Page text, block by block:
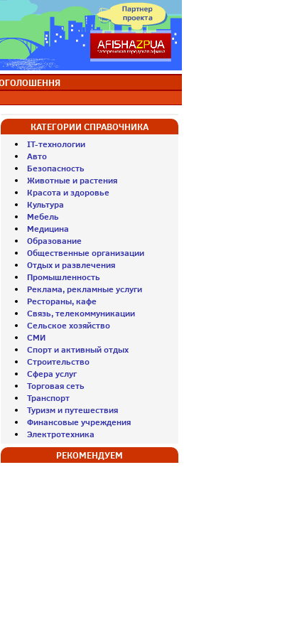
КАТЕГОРИИ СПРАВОЧНИКА
IT-технологии
Авто
Безопасность
Животные и растения
Красота и здоровье
Культура
Мебель
Медицина
Образование
Общественные организации
Отдых и развлечения
Промышленность
Реклама, рекламные услуги
Рестораны, кафе
Связь, телекоммуникации
Сельское хозяйство
СМИ
Спорт и активный отдых
Строительство
Сфера услуг
Торговая сеть
Транспорт
Туризм и путешествия
Финансовые учреждения
Электротехника
РЕКОМЕНДУЕМ